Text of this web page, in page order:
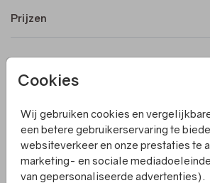
Cookies
Wij gebruiken cookies en
een betere gebruikerservaring te
websiteverkeer en onze prestaties te
marketing- en sociale
van gepersonaliseerde advertenties).
Prijzen
Productinformatie
Omschrijving
De komst van je baby is een moment om
is er nu leuker dan je blijdschap delen
een geboorte raambord? Een
prachtige manier om familie, vrienden